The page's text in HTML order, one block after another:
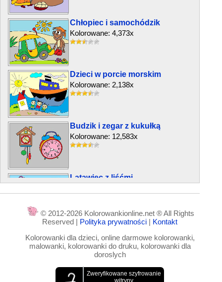
Chłopiec i samochódzik
Kolorowane: 4,373x
Dzieci w porcie morskim
Kolorowane: 2,138x
Budzik i zegar z kukułką
Kolorowane: 12,583x
Latawiec z liśćmi
Kolorowane: 4,939x
© 2012-2026 Kolorowankionline.net ® All Rights
Reserved | Polityka prywatności | Kontakt
Kolorowanki dla dzieci, online darmowe kolorowanki,
malowanki, kolorowanki do druku, kolorowanki dla
doroslych